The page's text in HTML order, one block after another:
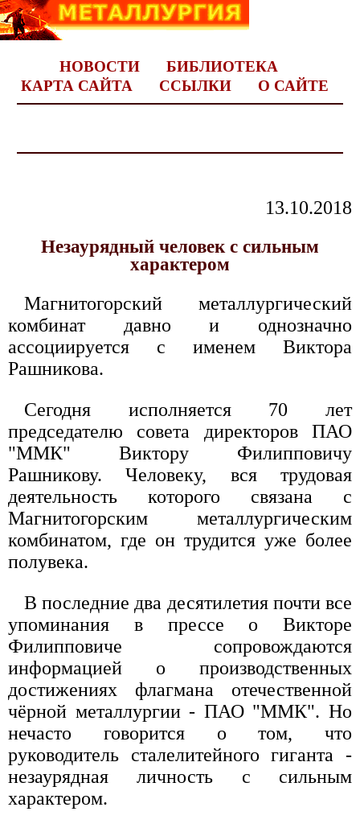
НОВОСТИ
БИБЛИОТЕКА
КАРТА САЙТА
ССЫЛКИ О САЙТЕ
13.10.2018
Незаурядный человек с сильным
характером
Магнитогорский металлургический
комбинат давно и однозначно
ассоциируется с именем Виктора
Рашникова.
Сегодня исполняется 70 лет
председателю совета директоров ПАО
"ММК" Виктору Филипповичу
Рашникову. Человеку, вся трудовая
деятельность которого связана с
Магнитогорским металлургическим
комбинатом, где он трудится уже более
полувека.
В последние два десятилетия почти все
упоминания в прессе о Викторе
Филипповиче сопровождаются
информацией о производственных
достижениях флагмана отечественной
чёрной металлургии - ПАО "ММК". Но
нечасто говорится о том, что
руководитель сталелитейного гиганта -
незаурядная личность с сильным
характером.